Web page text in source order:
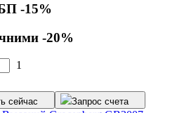
-15%
-20%
1
сейчас Запрос счета